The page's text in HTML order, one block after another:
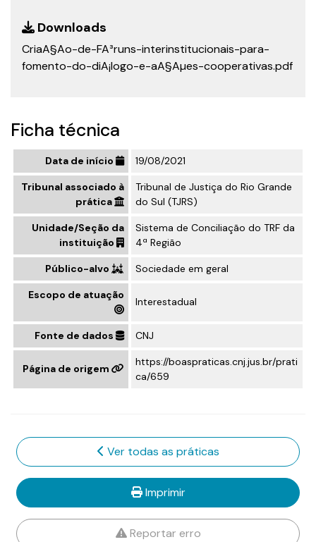
Downloads
CriaA§Ao-de-FA³runs-interinstitucionais-para-
fomento-do-diA¡logo-e-aA§Aµes-cooperativas.pdf
Ficha técnica
Data de início 19/08/2021
Tribunal associado à
prática
Tribunal de Justiça do Rio Grande
do Sul (TJRS)
Unidade/Seção da
instituição
Sistema de Conciliação do TRF da
4ª Região
Público-alvo Sociedade em geral
Escopo de atuação
Interestadual
Fonte de dados CNJ
Página de origem
https://boaspraticas.cnj.jus.br/prati
ca/659
Ver todas as práticas
Imprimir
Reportar erro